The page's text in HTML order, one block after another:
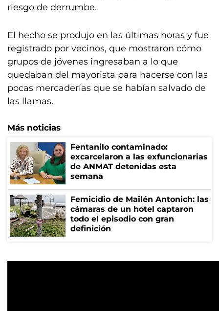
riesgo de derrumbe.
El hecho se produjo en las últimas horas y fue
registrado por vecinos, que mostraron cómo
grupos de jóvenes ingresaban a lo que
quedaban del mayorista para hacerse con las
pocas mercaderías que se habían salvado de
las llamas.
Más noticias
Fentanilo contaminado:
excarcelaron a las exfuncionarias
de ANMAT detenidas esta
semana
Femicidio de Mailén Antonich: las
cámaras de un hotel captaron
todo el episodio con gran
definición